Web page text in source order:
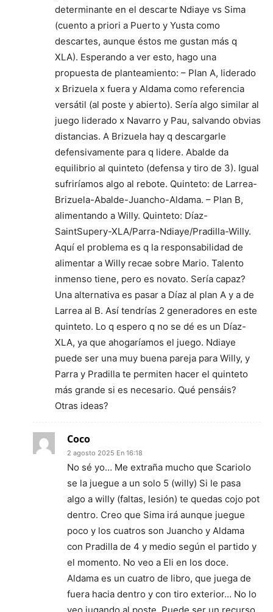
determinante en el descarte Ndiaye vs Sima
(cuento a priori a Puerto y Yusta como
descartes, aunque éstos me gustan más q
XLA). Esperando a ver esto, hago una
propuesta de planteamiento: – Plan A, liderado
x Brizuela x fuera y Aldama como referencia
versátil (al poste y abierto). Sería algo similar al
juego liderado x Navarro y Pau, salvando obvias
distancias. A Brizuela hay q descargarle
defensivamente para q lidere. Abalde da
equilibrio al quinteto (defensa y tiro de 3). Igual
sufriríamos algo al rebote. Quinteto: de Larrea-
Brizuela-Abalde-Juancho-Aldama. – Plan B,
alimentando a Willy. Quinteto: Díaz-
SaintSupery-XLA/Parra-Ndiaye/Pradilla-Willy.
Aquí el problema es q la responsabilidad de
alimentar a Willy recae sobre Mario. Talento
inmenso tiene, pero es novato. Sería capaz?
Una alternativa es pasar a Díaz al plan A y a de
Larrea al B. Así tendrías 2 generadores en este
quinteto. Lo q espero q no se dé es un Díaz-
XLA, ya que ahogaríamos el juego. Ndiaye
puede ser una muy buena pareja para Willy, y
Parra y Pradilla te permiten hacer el quinteto
más grande si es necesario. Qué pensáis?
Otras ideas?
Coco
2 agosto 2025 En 16:18
No sé yo… Me extraña mucho que Scariolo
se la juegue a un solo 5 (willy) Si le pasa
algo a willy (faltas, lesión) te quedas cojo pot
dentro. Creo que Sima irá aunque juegue
poco y los cuatros son Juancho y Aldama
con Pradilla de 4 y medio según el partido y
el momento. No veo a Eli en los doce.
Aldama es un cuatro de libro, que juega de
fuera hacia dentro y con tiro exterior… No lo